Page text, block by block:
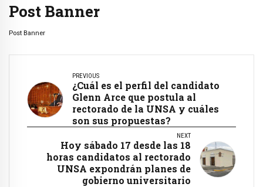
Post Banner
Post Banner
PREVIOUS
¿Cuál es el perfil del candidato
Glenn Arce que postula al
rectorado de la UNSA y cuáles
son sus propuestas?
NEXT
Hoy sábado 17 desde las 18
horas candidatos al rectorado
UNSA expondrán planes de
gobierno universitario